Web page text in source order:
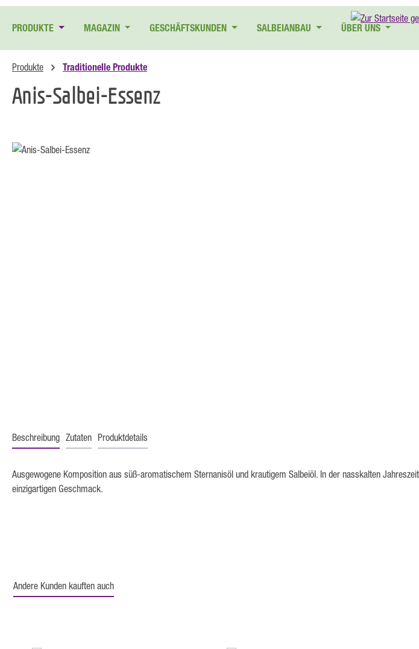
PRODUKTE
MAGAZIN GESCHÄFTSKUNDEN SALBEIANBAU ÜBER UNS
Produkte Traditionelle Produkte
Anis-Salbei-Essenz
Bildergalerie überspringen
Beschreibung Zutaten Produktdetails
Ausgewogene Komposition aus süß-aromatischem Sternanisöl und krautigem Salbeiöl. In der nasskalten
einzigartigen Geschmack.
Andere Kunden kauften auch